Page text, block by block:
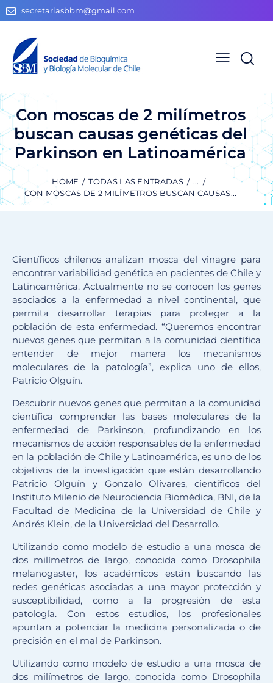
secretariasbbm@gmail.com
Con moscas de 2 milímetros
buscan causas genéticas del
Parkinson en Latinoamérica
HOME TODAS LAS ENTRADAS
...
CON MOSCAS DE 2 MILÍMETROS BUSCAN CAUSAS...
Científicos chilenos analizan mosca del vinagre para
encontrar variabilidad genética en pacientes de Chile y
Latinoamérica. Actualmente no se conocen los genes
asociados a la enfermedad a nivel continental, que
permita desarrollar terapias para proteger a la
población de esta enfermedad. “Queremos encontrar
nuevos genes que permitan a la comunidad científica
entender de mejor manera los mecanismos
moleculares de la patología”, explica uno de ellos,
Patricio Olguín.
Descubrir nuevos genes que permitan a la comunidad
científica comprender las bases moleculares de la
enfermedad de Parkinson, profundizando en los
mecanismos de acción responsables de la enfermedad
en la población de Chile y Latinoamérica, es uno de los
objetivos de la investigación que están desarrollando
Patricio Olguín y Gonzalo Olivares, científicos del
Instituto Milenio de Neurociencia Biomédica, BNI, de la
Facultad de Medicina de la Universidad de Chile y
Andrés Klein, de la Universidad del Desarrollo.
Utilizando como modelo de estudio a una mosca de
dos milímetros de largo, conocida como Drosophila
melanogaster, los académicos están buscando las
redes genéticas asociadas a una mayor protección y
susceptibilidad, como a la progresión de esta
patología. Con estos estudios, los profesionales
apuntan a potenciar la medicina personalizada o de
precisión en el mal de Parkinson.
Utilizando como modelo de estudio a una mosca de
dos milímetros de largo, conocida como Drosophila